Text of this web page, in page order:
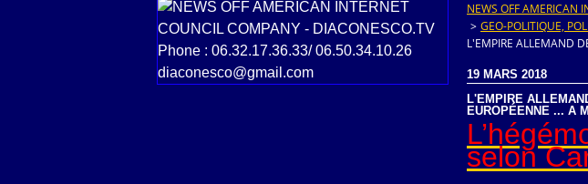
NEWS OFF AMERICAN
> GEO-POLITIQUE,
L'EMPIRE ALLEMAND
19 MARS 2018
L'EMPIRE
EUROPÉENNE ... A
selon